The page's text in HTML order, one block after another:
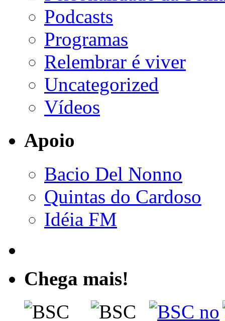
Podcasts
Programas
Relembrar é viver
Uncategorized
Vídeos
Apoio
Bacio Del Nonno
Quintas do Cardoso
Idéia FM
Chega mais!